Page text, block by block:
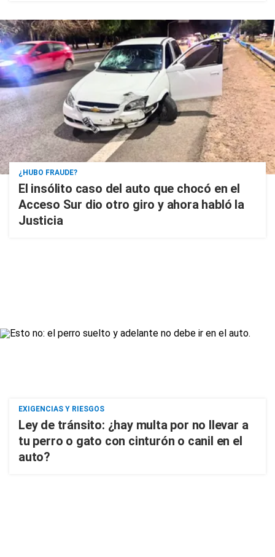
¿HUBO FRAUDE?
El insólito caso del auto que chocó en el
Acceso Sur dio otro giro y ahora habló la
Justicia
EXIGENCIAS Y RIESGOS
Ley de tránsito: ¿hay multa por no llevar a
tu perro o gato con cinturón o canil en el
auto?